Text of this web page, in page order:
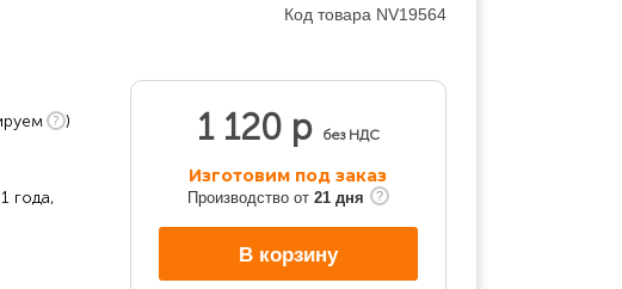
Код товара NV19564
)
года,
1 120 р без НДС
Изготовим под заказ
Производство от 21 дня
В корзину